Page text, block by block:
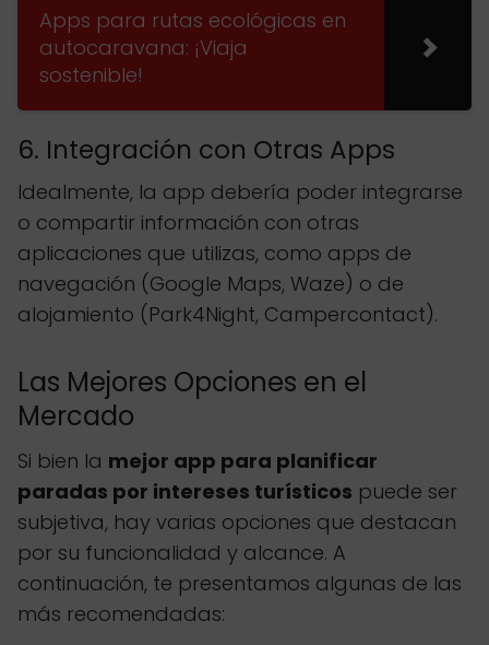
Apps para rutas ecológicas en
autocaravana: ¡Viaja
sostenible!
6. Integración con Otras Apps
Idealmente, la app debería poder integrarse
o compartir información con otras
aplicaciones que utilizas, como apps de
navegación (Google Maps, Waze) o de
alojamiento (Park4Night, Campercontact).
Las Mejores Opciones en el
Mercado
Si bien la mejor app para planificar
paradas por intereses turísticos puede ser
subjetiva, hay varias opciones que destacan
por su funcionalidad y alcance. A
continuación, te presentamos algunas de las
más recomendadas: